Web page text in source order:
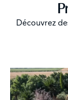
Découvrez